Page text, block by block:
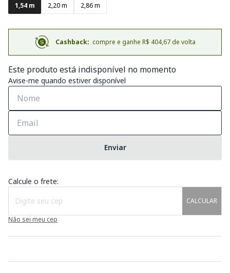
1,54 m 2,20 m 2,86 m
Cashback: compre e ganhe R$ 404,67 de volta
Este produto está indisponível no momento
Avise-me quando estiver disponível
Enviar
Calcule o frete:
CALCULAR
Não sei meu cep